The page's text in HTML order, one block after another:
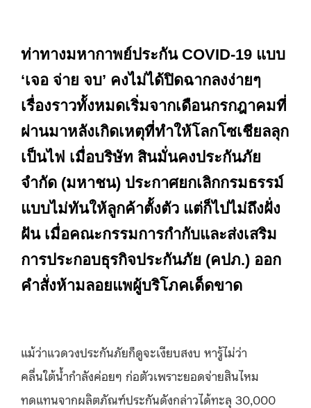
ท่าทางมหากาพย์ประกัน COVID-19 แบบ
‘เจอ จ่าย จบ’ คงไม่ได้ปิดฉากลงง่ายๆ
เรื่องราวทั้งหมดเริ่มจากเดือนกรกฎาคมที่
ผ่านมาหลังเกิดเหตุที่ทำให้โลกโซเชียลลุก
เป็นไฟ เมื่อบริษัท สินมั่นคงประกันภัย
จำกัด (มหาชน) ประกาศยกเลิกกรมธรรม์
แบบไม่ทันให้ลูกค้าตั้งตัว แต่ก็ไปไม่ถึงฝั่ง
ฝัน เมื่อคณะกรรมการกำกับและส่งเสริม
การประกอบธุรกิจประกันภัย (คปภ.) ออก
คำสั่งห้ามลอยแพผู้บริโภคเด็ดขาด
แม้ว่าแวดวงประกันภัยก็ดูจะเงียบสงบ หารู้ไม่ว่า
คลื่นใต้น้ำกำลังค่อยๆ ก่อตัวเพราะยอดจ่ายสินไหม
ทดแทนจากผลิตภัณฑ์ประกันดังกล่าวได้ทะลุ 30,000